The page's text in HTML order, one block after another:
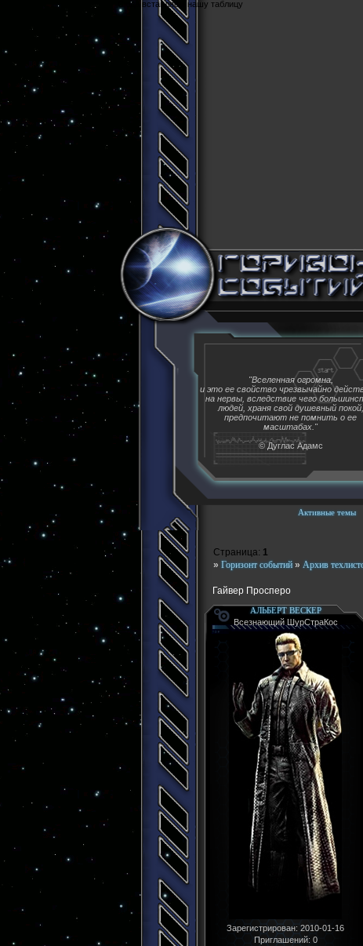
Cюда вставляем нашу таблицу
Активные темы
"Вселенная огромна,
и это ее свойство чрезвычайно
на нервы, вследствие чего
людей, храня свой душевный покой,
предпочитают не помнить о ее
масштабах."
© Дуглас Адамс
» Горизонт событий » Архив
Гайвер Просперо
Страница: 1
АЛЬБЕРТ ВЕСКЕР
Всезнающий ШурСтраКос
Зарегистрирован: 2010-01-16
Приглашений: 0